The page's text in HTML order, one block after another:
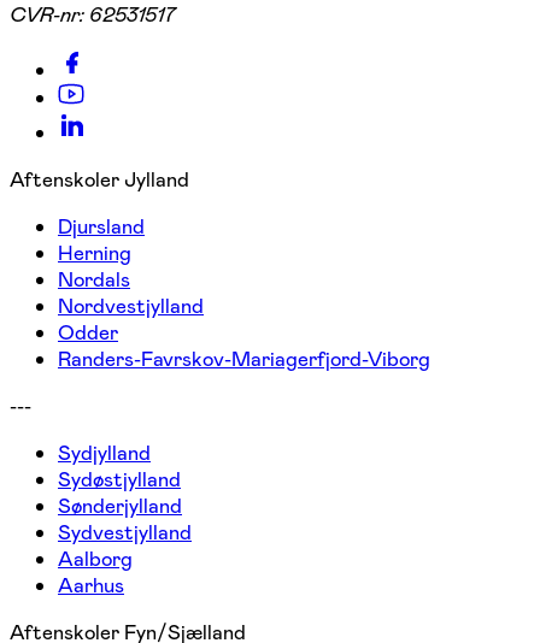
CVR-nr: 62531517
Aftenskoler Jylland
Djursland
Herning
Nordals
Nordvestjylland
Odder
Randers-Favrskov-Mariagerfjord-Viborg
---
Sydjylland
Sydøstjylland
Sønderjylland
Sydvestjylland
Aalborg
Aarhus
Aftenskoler Fyn/Sjælland